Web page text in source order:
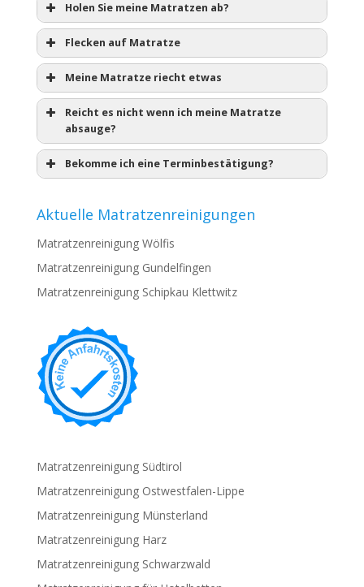
Holen Sie meine Matratzen ab?
Flecken auf Matratze
Meine Matratze riecht etwas
Reicht es nicht wenn ich meine Matratze
absauge?
Bekomme ich eine Terminbestätigung?
Aktuelle Matratzenreinigungen
Matratzenreinigung Wölfis
Matratzenreinigung Gundelfingen
Matratzenreinigung Schipkau Klettwitz
Matratzenreinigung Südtirol
Matratzenreinigung Ostwestfalen-Lippe
Matratzenreinigung Münsterland
Matratzenreinigung Harz
Matratzenreinigung Schwarzwald